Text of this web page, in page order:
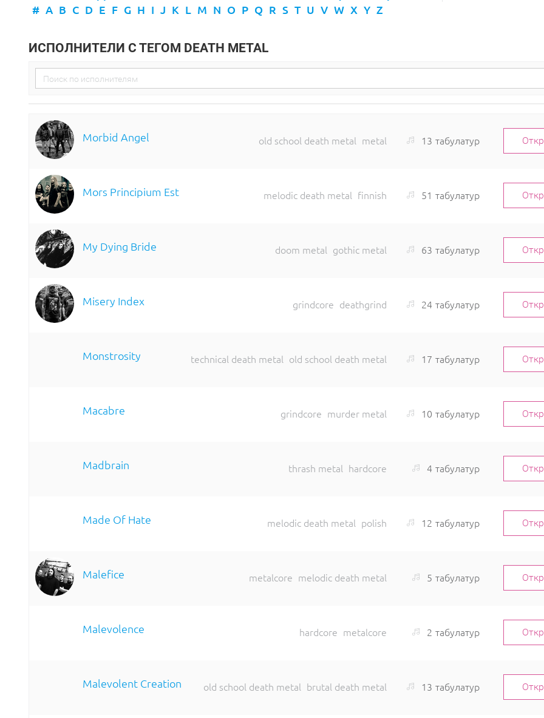
# A B C D E F G H I J K L M N O P Q R S T U V W X Y Z
ИСПОЛНИТЕЛИ С ТЕГОМ DEATH METAL
Morbid Angel old school death metal metal 13 табулатур
Mors Principium Est melodic death metal finnish 51 табулатур
My Dying Bride doom metal gothic metal 63 табулатур
Misery Index grindcore deathgrind 24 табулатур
Monstrosity technical death metal old school death metal 17 табулатур
Macabre grindcore murder metal 10 табулатур
Madbrain thrash metal hardcore 4 табулатур
Made Of Hate melodic death metal polish 12 табулатур
Malefice metalcore melodic death metal 5 табулатур
Malevolence hardcore metalcore 2 табулатур
Malevolent Creation old school death metal brutal death metal 13 табулатур